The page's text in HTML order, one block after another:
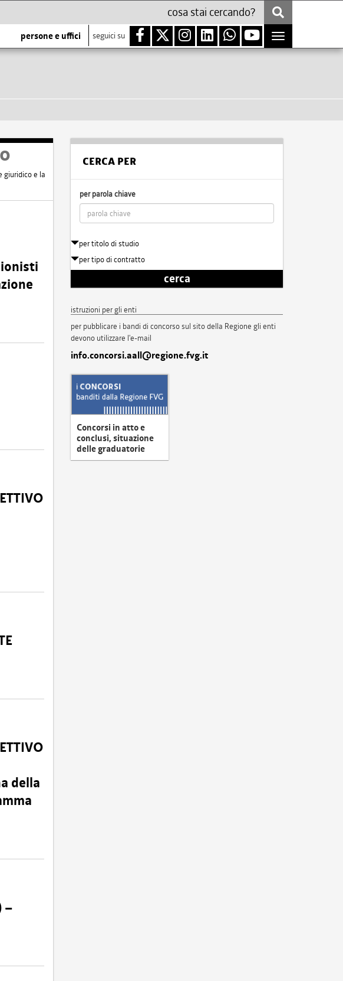
persone e uffici seguici su
Toggle
navigation
giuridico e la
della
–
CERCA PER
per parola chiave
per titolo di studio
per tipo di contratto
cerca
istruzioni per gli enti
per pubblicare i bandi di concorso sul sito della Regione gli enti
devono utilizzare l'e-mail
info.concorsi.aall@regione.fvg.it
Concorsi in atto e
conclusi, situazione
delle graduatorie